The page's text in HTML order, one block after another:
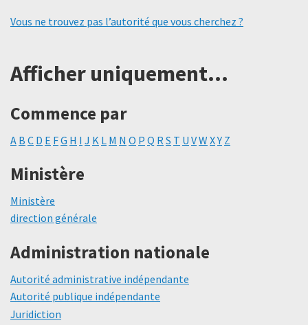
Vous ne trouvez pas l’autorité que vous cherchez ?
Afficher uniquement...
Commence par
A B C D E FG H I J K L M N O P Q R S T U VW XY Z
Ministère
Ministère
direction générale
Administration nationale
Autorité administrative indépendante
Autorité publique indépendante
Juridiction